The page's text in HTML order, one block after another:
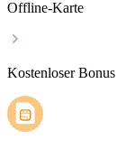
Offline-Karte
Kostenloser Bonus